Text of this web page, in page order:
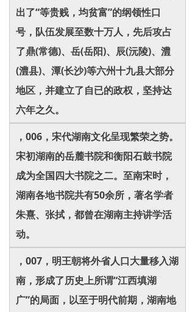
出了“等贵贱，均贫富”的纲领性口
号，队伍发展至数十万人，先后攻占
了鼎(常德)、岳(岳阳)、辰(沅陵)、澧
(澧县)、潭(长沙)等六州十九县大部分
地区，并建立了自已的政权，坚持达
六年之久。
，006，宋代湖南文化呈现繁荣之势。
宋初湖南的岳麓书院和衡阳石鼓书院
成为全国四大书院之二。至南宋时，
湖南各地书院共有50余所，著名学者
朱熹、张拭，都曾在湖南主持讲学活
动。
，007，明王朝将外省人口大量移入湖
南，形成了历史上所谓“江西填湖
广”的局面，以至于明代前期，湖南地